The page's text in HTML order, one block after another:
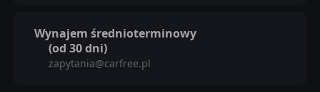
Wynajem średnioterminowy
(od 30 dni)
zapytania@carfree.pl